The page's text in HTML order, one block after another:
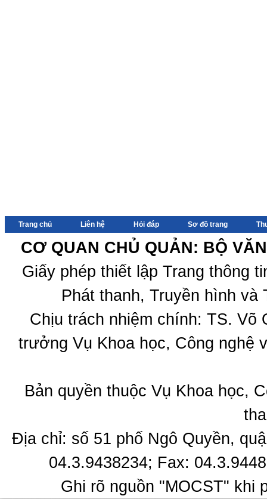
Trang chủ Liên hệ Hỏi đáp Sơ đồ trang
CƠ QUAN CHỦ QUẢN: BỘ
Giấy phép thiết lập Trang thông
Phát thanh, Truyền hình
Chịu trách nhiệm chính: TS.
trưởng Vụ Khoa học, Công nghệ
Bản quyền thuộc Vụ Khoa học,
Địa chỉ: số 51 phố Ngô Quyền,
04.3.9438234; Fax:
Ghi rõ nguồn "MOCST" khi